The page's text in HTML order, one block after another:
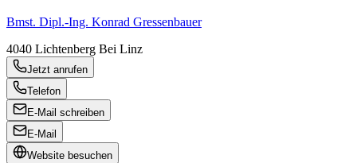
Bmst. Dipl.-Ing. Konrad Gressenbauer
4040 Lichtenberg Bei Linz
Jetzt anrufen
Telefon
E-Mail schreiben
E-Mail
Website besuchen